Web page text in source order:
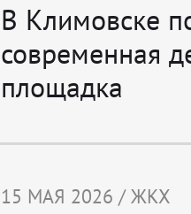
В Климовске
современная
площадка
15 МАЯ 2026 / ЖКХ